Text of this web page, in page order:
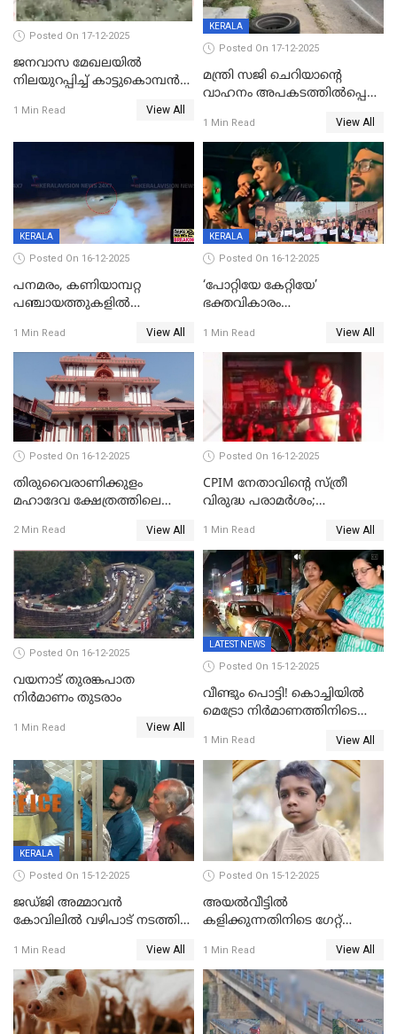
Posted On 17-12-2025
ജനവാസ മേഖലയില്‍
നിലയുറപ്പിച്ച് കാട്ടുകൊമ്പന്‍
1 Min Read View All
KERALA
Posted On 17-12-2025
മന്ത്രി സജി ചെറിയാന്റെ
വാഹനം അപകടത്തിൽപ്പെട്ടു;
രക്ഷപ്പെട്ടത് തലനാരിടയ്ക്ക്
1 Min Read View All
KERALA
Posted On 16-12-2025
പനമരം, കണിയാമ്പറ്റ
പഞ്ചായത്തുകളിൽ
സ്ഥാപനങ്ങൾക്ക് അവധി
1 Min Read View All
KERALA
Posted On 16-12-2025
‘പോറ്റിയേ കേറ്റിയേ’
ഭക്തവികാരം
ഡിജിപിക്ക് പരാതി; ശക്തമായ
നടപടി വേണമെന്നു
സിപിഐഎമ്മും
1 Min Read View All
Posted On 16-12-2025
തിരുവൈരാണിക്കുളം
മഹാദേവ ക്ഷേത്രത്തിലെ
ജനുവരി 2 ന് തുടക്കമാകും
2 Min Read View All
Posted On 16-12-2025
CPIM നേതാവിൻ്റെ സ്ത്രീ
വിരുദ്ധ പരാമർശം;
1 Min Read View All
Posted On 16-12-2025
വയനാട് തുരങ്കപാത
നിർമാണം തുടരാം
1 Min Read View All
LATEST NEWS
Posted On 15-12-2025
വീണ്ടും പൊട്ടി! കൊച്ചിയിൽ
മെട്രോ നിർമാണത്തിനിടെ
റോഡിൽ ഗതാഗത കുരുക്ക്,
കലൂർ സ്റ്റേഡിയം റോഡ്
ഉപരോധിച്ച് കോൺഗ്രസ്
1 Min Read View All
KERALA
Posted On 15-12-2025
ജഡ്ജി അമ്മാവന്‍
കോവിലില്‍ വഴിപാട് നടത്തി
ഇവിടെയെത്തി പ്രാർത്ഥിച്ചാൽ
അനുകൂല വിധി
ഉണ്ടാകുമെന്ന് വിശ്വാസികൾ
1 Min Read View All
Posted On 15-12-2025
അയൽവീട്ടിൽ
കളിക്കുന്നതിനിടെ ഗേറ്റ്
അഞ്ചുവയസ്സുകാരന്
ദാരുണാന്ത്യം
1 Min Read View All